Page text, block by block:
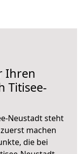
Ihren
Titisee-
Neustadt steht
machen
die bei